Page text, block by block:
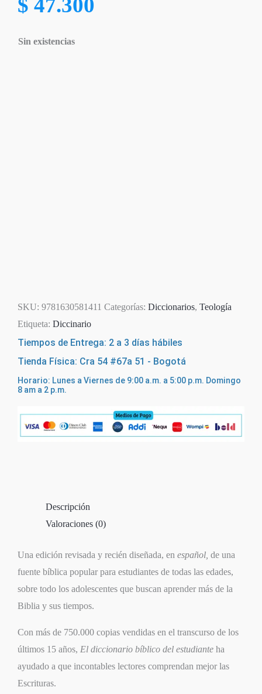
$ 47.300
Sin existencias
SKU: 9781630581411 Categorías: Diccionarios, Teología
Etiqueta: Diccinario
Tiempos de Entrega: 2 a 3 días hábiles
Tienda Física: Cra 54 #67a 51 - Bogotá
Horario: Lunes a Viernes de 9:00 a.m. a 5:00 p.m. Domingo
8 am a 2 p.m.
Descripción
Valoraciones (0)
Una edición revisada y recién diseñada, en español, de una
fuente bíblica popular para estudiantes de todas las edades,
sobre todo los adolescentes que buscan aprender más de la
Biblia y sus tiempos.
Con más de 750.000 copias vendidas en el transcurso de los
últimos 15 años, El diccionario bíblico del estudiante ha
ayudado a que incontables lectores comprendan mejor las
Escrituras.